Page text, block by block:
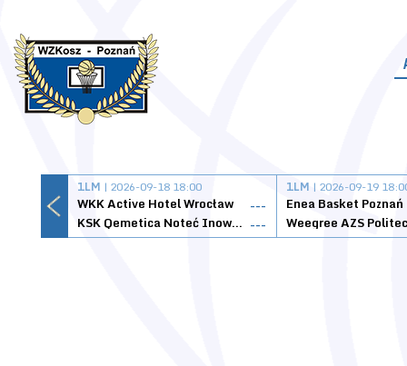
1LM | 2026-09-18 18:00
WKK Active Hotel Wrocław
---
KSK Qemetica Noteć Inowrocław ---
1LM | 2026-09-19
Enea Basket Poznań